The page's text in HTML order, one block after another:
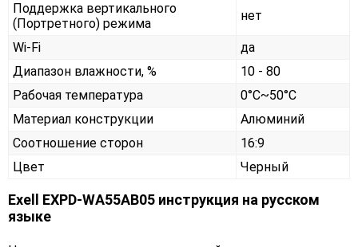
Поддержка вертикального
(Портретного) режима
нет
Wi-Fi
да
Диапазон влажности, %
10 - 80
Рабочая температура
0°C~50°C
Материал конструкции
Алюминий
Соотношение сторон
16:9
Цвет
Черный
Exell EXPD-WA55AB05 инструкция на русском
языке